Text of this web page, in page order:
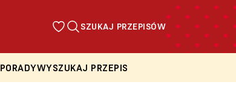
SZUKAJ PRZEPISÓW
PORADYWYSZUKAJ PRZEPIS